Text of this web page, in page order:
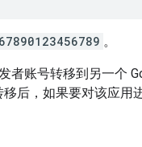
。
者账号转移到另一个
后，如果要对该应用